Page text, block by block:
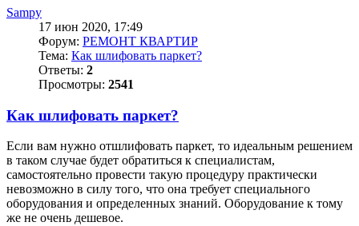
Sampy
17 июн 2020, 17:49
Форум: РЕМОНТ КВАРТИР
Тема: Как шлифовать паркет?
Ответы: 2
Просмотры: 2541
Как шлифовать паркет?
Если вам нужно отшлифовать паркет, то идеальным решением
в таком случае будет обратиться к специалистам,
самостоятельно провести такую процедуру практически
невозможно в силу того, что она требует специального
оборудования и определенных знаний. Оборудование к тому
же не очень дешевое.